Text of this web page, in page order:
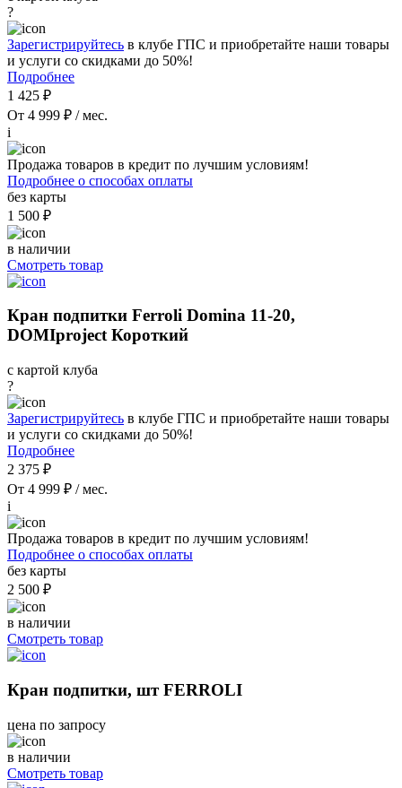
?
Зарегистрируйтесь в клубе ГПС и приобретайте наши товары
и услуги со скидками до 50%!
Подробнее
1 425 ₽
От 4 999 ₽ / мес.
i
Продажа товаров в кредит по лучшим условиям!
Подробнее о способах оплаты
без карты
1 500 ₽
в наличии
Смотреть товар
Кран подпитки Ferroli Domina 11-20,
DOMIproject Короткий
с картой клуба
?
Зарегистрируйтесь в клубе ГПС и приобретайте наши товары
и услуги со скидками до 50%!
Подробнее
2 375 ₽
От 4 999 ₽ / мес.
i
Продажа товаров в кредит по лучшим условиям!
Подробнее о способах оплаты
без карты
2 500 ₽
в наличии
Смотреть товар
Кран подпитки, шт FERROLI
цена по запросу
в наличии
Смотреть товар